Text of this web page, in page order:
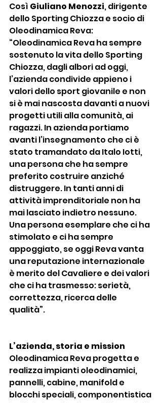
Così Giuliano Menozzi, dirigente
dello Sporting Chiozza e socio di
Oleodinamica Reva:
“Oleodinamica Reva ha sempre
sostenuto la vita dello Sporting
Chiozza, dagli albori ad oggi,
l’azienda condivide appieno i
valori dello sport giovanile e non
si è mai nascosta davanti a nuovi
progetti utili alla comunità, ai
ragazzi. In azienda portiamo
avanti l’insegnamento che ci è
stato tramandato da Italo Iotti,
una persona che ha sempre
preferito costruire anziché
distruggere. In tanti anni di
attività imprenditoriale non ha
mai lasciato indietro nessuno.
Una persona esemplare che ci ha
stimolato e ci ha sempre
appoggiato, se oggi Reva vanta
una reputazione internazionale
è merito del Cavaliere e dei valori
che ci ha trasmesso: serietà,
correttezza, ricerca delle
qualità”.
L’azienda, storia e mission
Oleodinamica Reva progetta e
realizza impianti oleodinamici,
pannelli, cabine, manifold e
blocchi speciali, componentistica